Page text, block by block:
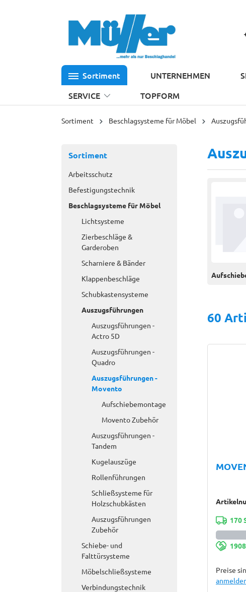
Sortiment UNTERNEHMEN
SERVICE
TOPFORM
Sortiment Beschlagsysteme für Möbel
Sortiment
Arbeitsschutz
Befestigungstechnik
Beschlagsysteme für Möbel
Lichtsysteme
Zierbeschläge &
Garderoben
Scharniere & Bänder
Klappenbeschläge
Schubkastensysteme
Auszugsführungen
Auszugsführungen -
Actro 5D
Auszugsführungen -
Quadro
Auszugsführungen -
Movento
Aufschiebemontage
Movento Zubehör
Auszugsführungen -
Tandem
Kugelauszüge
Rollenführungen
Schließsysteme für
Holzschubkästen
Auszugsführungen
Zubehör
Schiebe- und
Falttürsysteme
Möbelschließsysteme
Verbindungstechnik
60
170
Preise